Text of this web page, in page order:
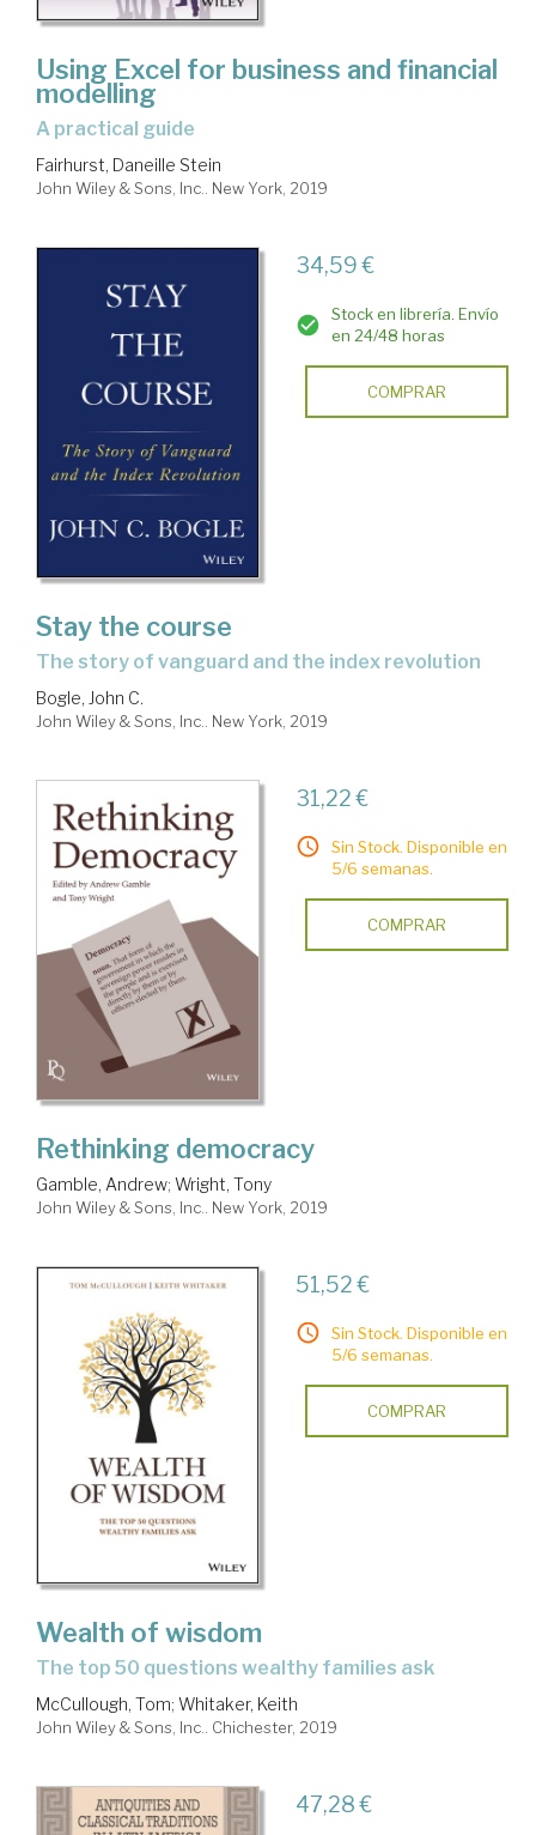
Using Excel for business and financial
modelling
a practical guide
Fairhurst, Daneille Stein
John Wiley & Sons, Inc.. New York, 2019
34,59 €
Stock en librería. Envío
en 24/48 horas
COMPRAR
Stay the course
the story of vanguard and the index revolution
Bogle, John C.
John Wiley & Sons, Inc.. New York, 2019
31,22 €
Sin Stock. Disponible en
5/6 semanas.
COMPRAR
Rethinking democracy
Gamble, Andrew; Wright, Tony
John Wiley & Sons, Inc.. New York, 2019
51,52 €
Sin Stock. Disponible en
5/6 semanas.
COMPRAR
Wealth of wisdom
the top 50 questions wealthy families ask
McCullough, Tom; Whitaker, Keith
John Wiley & Sons, Inc.. Chichester, 2019
47,28 €